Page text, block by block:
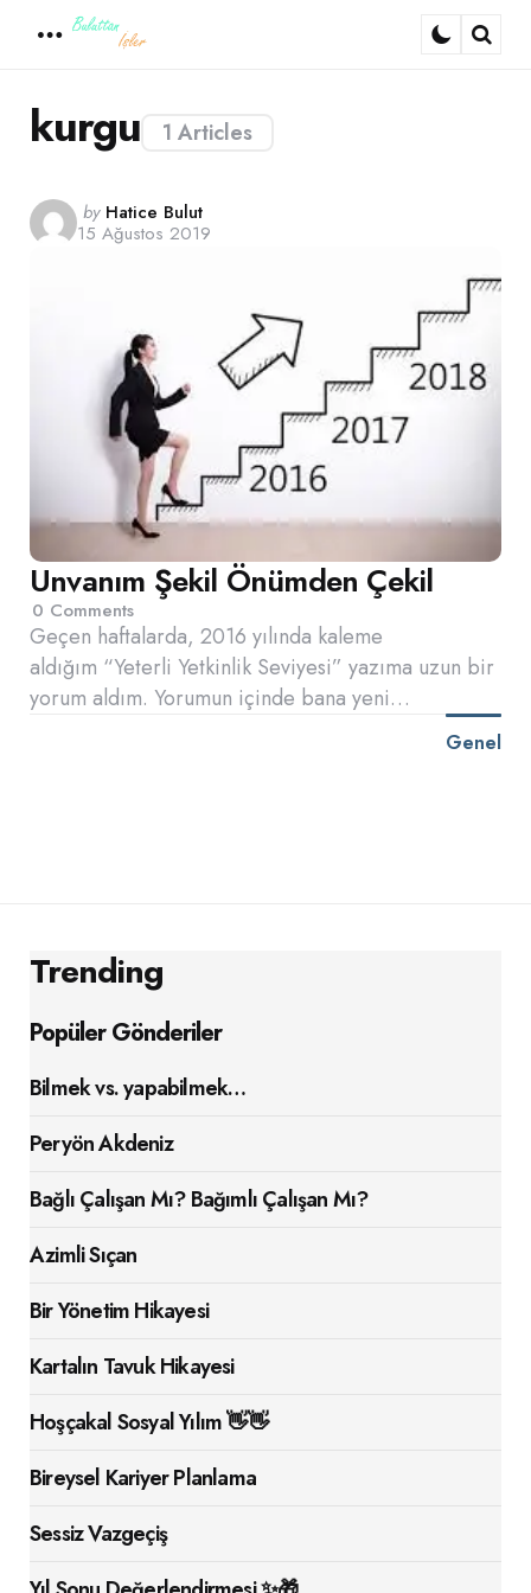
1 Articles
kurgu
Posted
by
by Hatice Bulut
15 Ağustos 2019
Unvanım Şekil Önümden Çekil
0 Comments
Geçen haftalarda, 2016 yılında kaleme
aldığım “Yeterli Yetkinlik Seviyesi” yazıma uzun bir
yorum aldım. Yorumun içinde bana yeni…
Genel
Trending
Popüler Gönderiler
Bilmek vs. yapabilmek…
Peryön Akdeniz
Bağlı Çalışan Mı? Bağımlı Çalışan Mı?
Azimli Sıçan
Bir Yönetim Hikayesi
Kartalın Tavuk Hikayesi
Hoşçakal Sosyal Yılım 👋👋
Bireysel Kariyer Planlama
Sessiz Vazgeçiş